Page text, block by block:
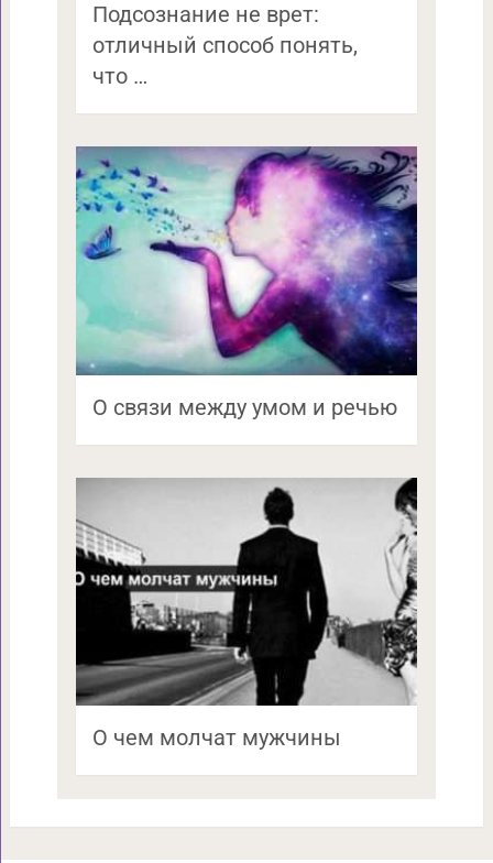
Подсознание не врет:
отличный способ понять,
что …
О связи между умом и речью
О чем молчат мужчины